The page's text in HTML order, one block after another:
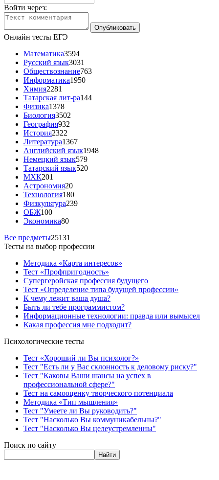
Войти через:
Онлайн тесты ЕГЭ
Математика3594
Русский язык3031
Обществознание763
Информатика1950
Химия2281
Татарская лит-ра144
Физика1378
Биология3502
География932
История2322
Литература1367
Английский язык1948
Немецкий язык579
Татарский язык520
МХК201
Астрономия20
Технология180
Физкультура239
ОБЖ100
Экономика80
Все предметы25131
Тесты на выбор профессии
Методика «Карта интересов»
Тест «Профпригодность»
Супергеройская профессия будущего
Тест «Определение типа будущей профессии»
К чему лежит ваша душа?
Быть ли тебе программистом?
Информационные технологии: правда или вымысел
Какая профессия мне подходит?
Психологические тесты
Тест «Хороший ли Вы психолог?»
Тест "Есть ли у Вас склонность к деловому риску?"
Тест "Каковы Ваши шансы на успех в
профессиональной сфере?"
Тест на самооценку творческого потенциала
Методика «Тип мышления»
Тест "Умеете ли Вы руководить?"
Тест "Насколько Вы коммуникабельны?"
Тест "Насколько Вы целеустремленны"
Поиск по сайту
Найти